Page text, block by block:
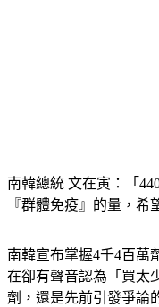
南韓總統 文在寅：「
『群體免疫』的量，希
南韓宣布掌握4千4百萬
在卻有聲音認為「買太
劑，還是先前引發爭論